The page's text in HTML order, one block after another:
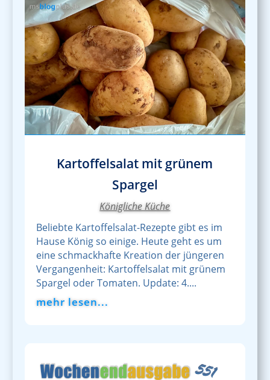
Kartoffelsalat mit grünem
Spargel
Königliche Küche
Beliebte Kartoffelsalat-Rezepte gibt es im
Hause König so einige. Heute geht es um
eine schmackhafte Kreation der jüngeren
Vergangenheit: Kartoffelsalat mit grünem
Spargel oder Tomaten. Update: 4....
mehr lesen...